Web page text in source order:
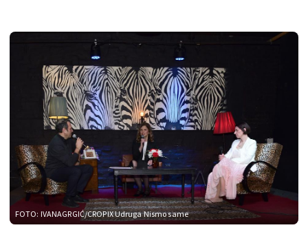
FOTO: IVANAGRGIĆ/CROPIXUdruga Nismo same